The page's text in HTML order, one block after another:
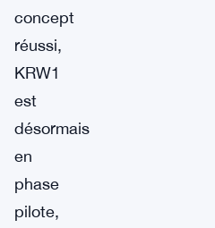
concept
réussi,
KRW1
est
désormais
en
phase
pilote,